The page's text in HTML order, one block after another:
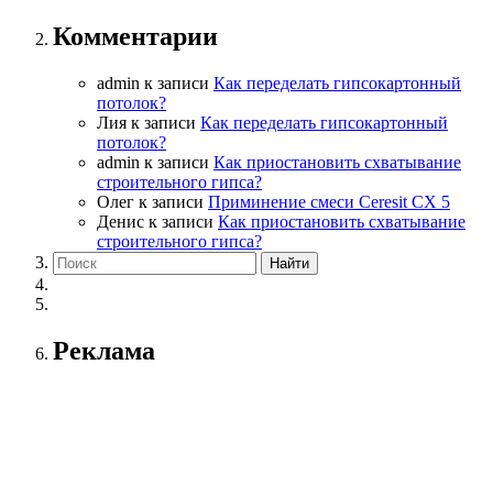
Комментарии
admin к записи Как переделать гипсокартонный
потолок?
Лия к записи Как переделать гипсокартонный
потолок?
admin к записи Как приостановить схватывание
строительного гипса?
Олег к записи Приминение смеси Ceresit СХ 5
Денис к записи Как приостановить схватывание
строительного гипса?
Реклама